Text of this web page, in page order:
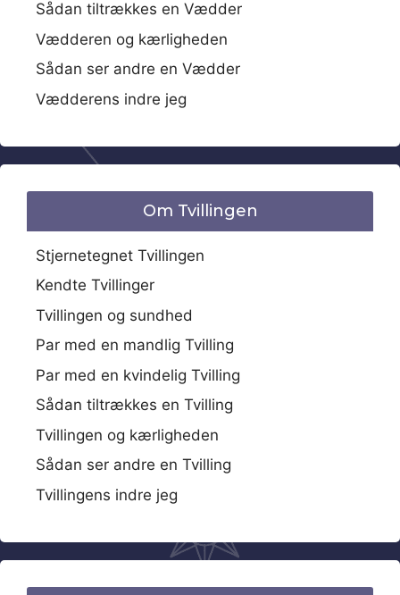
Sådan tiltrækkes en Vædder
Vædderen og kærligheden
Sådan ser andre en Vædder
Vædderens indre jeg
Om Tvillingen
Stjernetegnet Tvillingen
Kendte Tvillinger
Tvillingen og sundhed
Par med en mandlig Tvilling
Par med en kvindelig Tvilling
Sådan tiltrækkes en Tvilling
Tvillingen og kærligheden
Sådan ser andre en Tvilling
Tvillingens indre jeg